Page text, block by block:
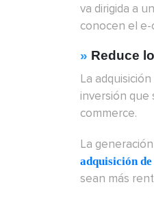
va dirigida a
conocen el e-
» Reduce
La
inversión que
commerce.
La
adquisición
sean más